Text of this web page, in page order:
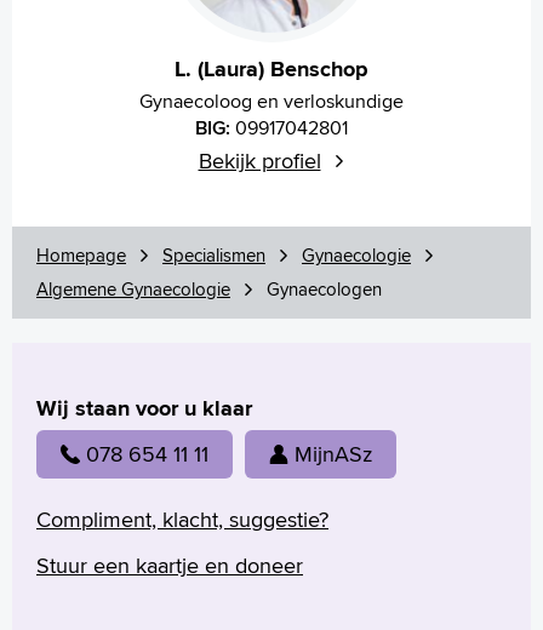
L. (Laura) Benschop
Gynaecoloog en verloskundige
BIG: 09917042801
Bekijk profiel
Homepage Specialismen
Gynaecologie
Algemene Gynaecologie
Gynaecologen
Wij staan voor u klaar
078 654 11 11 MijnASz
Compliment, klacht, suggestie?
Stuur een kaartje en doneer